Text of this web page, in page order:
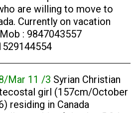
are willing to move to
Currently on vacation
: 9847043557
Mar 11 /3 Syrian Christian
girl (157cm/October
residing in Canada